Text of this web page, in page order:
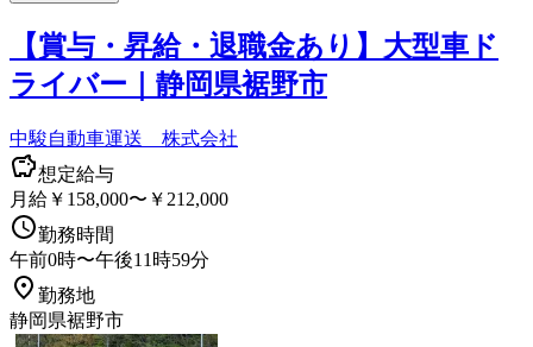
【賞与・昇給・退職金あり】大型車ド
ライバー｜静岡県裾野市
中駿自動車運送 株式会社
想定給与
月給￥158,000〜￥212,000
勤務時間
午前0時〜午後11時59分
勤務地
静岡県裾野市